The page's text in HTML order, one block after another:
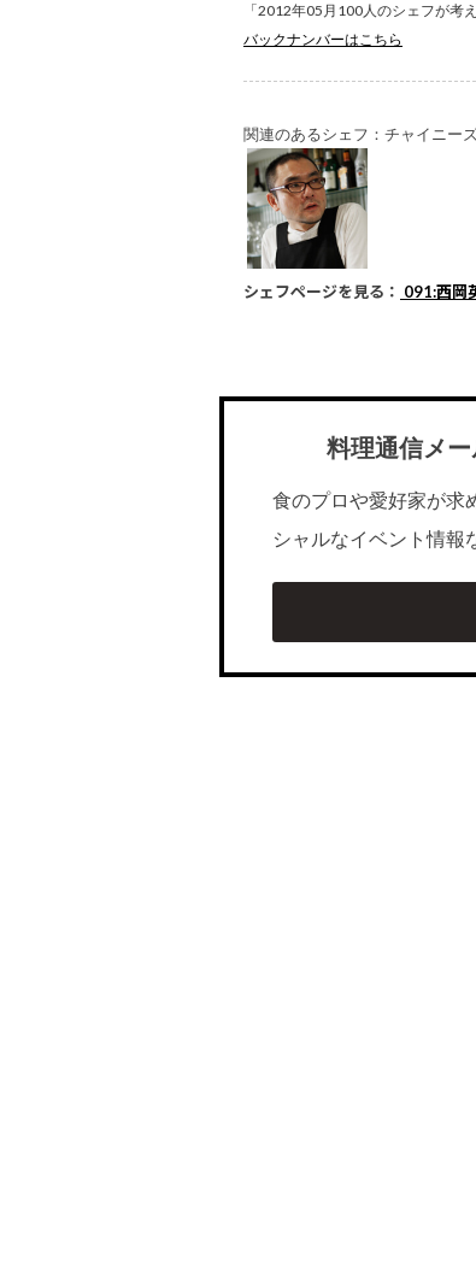
「2012年05月100人のシェフが考
バックナンバーはこちら
関連のあるシェフ：チャイニー
シェフページを見る： 091:西岡
料理通信メ
食のプロや愛好家が求
シャルなイベント情報